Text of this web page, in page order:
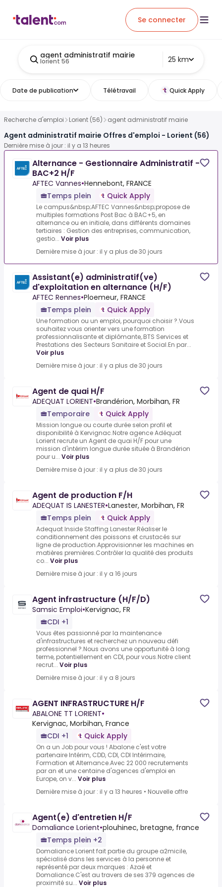
Se connecter
agent administratif mairie
lorient 56 25 km
Date de publication Télétravail Quick Apply
Recherche d'emploi Lorient (56) agent administratif mairie
Agent administratif mairie Offres d'emploi - Lorient (56)
Dernière mise à jour : il y a 13 heures
Alternance - Gestionnaire Administratif -
BAC+2 H/F
AFTEC Vannes•Hennebont, FRANCE
Temps plein
Quick Apply
Le campus&nbsp;AFTEC Vannes&nbsp;propose de
multiples formations Post Bac à BAC+5, en
alternance ou en initiale, dans différents domaines
tertiaires : Gestion des entreprises, communication,
gestio... Voir plus
Dernière mise à jour : il y a plus de 30 jours
Assistant(e) administratif(ve)
d'exploitation en alternance (H/F)
AFTEC Rennes•Ploemeur, FRANCE
Temps plein
Quick Apply
Une formation ou un emploi, pourquoi choisir ?.Vous
souhaitez vous orienter vers une formation
professionnalisante et diplômante,.BTS Services et
Prestations des Secteurs Sanitaire et Social.En par...
Voir plus
Dernière mise à jour : il y a plus de 30 jours
Agent de quai H/F
ADEQUAT LORIENT•Brandérion, Morbihan, FR
Temporaire
Quick Apply
Mission longue ou courte durée selon profil et
disponibilité à Kervignac.Notre agence Adéquat
Lorient recrute un Agent de quai H/F pour une
mission d'intérim longue durée située à Brandérion
pour u... Voir plus
Dernière mise à jour : il y a plus de 30 jours
Agent de production F/H
ADEQUAT IS LANESTER•Lanester, Morbihan, FR
Temps plein
Quick Apply
Adequat Inside Staffing Lanester.Réaliser le
conditionnement des poissons et crustacés sur
ligne de production.Approvisionner les machines en
matières premières.Contrôler la qualité des produits
co... Voir plus
Dernière mise à jour : il y a 16 jours
Agent infrastructure (H/F/D)
Samsic Emploi•Kervignac, FR
CDI +1
Vous êtes passionné par la maintenance
d'infrastructures et recherchez un nouveau défi
professionnel ?.Nous avons une opportunité à long
terme, potentiellement en CDI, pour vous.Notre client
recrut... Voir plus
Dernière mise à jour : il y a 8 jours
AGENT INFRASTRUCTURE H/F
ABALONE TT LORIENT•
Kervignac, Morbihan, France
CDI +1
Quick Apply
On a un Job pour vous ! Abalone c'est votre
partenaire Intérim, CDD, CDI, CDI Intérimaire,
Formation et Alternance.Avec 22 000 recrutements
par an et une centaine d'agences d'emploi en
Europe, on v... Voir plus
Dernière mise à jour : il y a 13 heures • Nouvelle offre
Agent(e) d'entretien H/F
Domaliance Lorient•plouhinec, bretagne, france
Temps plein +2
Domaliance Lorient fait partie du groupe a2micile,
spécialisé dans les services à la personne et
représenté par deux marques : Azaé et
Domaliance.C'est au travers de ses 379 agences de
proximité su... Voir plus